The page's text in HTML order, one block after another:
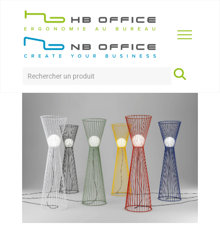
Accueil > Produits > Collectivité > LUNAPIENA
LUNAPIENA